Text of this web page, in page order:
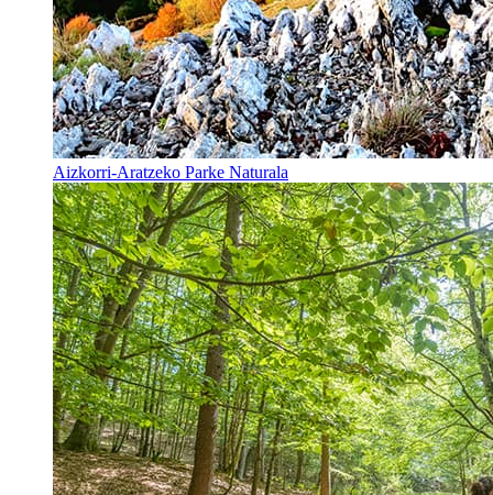
Aizkorri-Aratzeko Parke Naturala